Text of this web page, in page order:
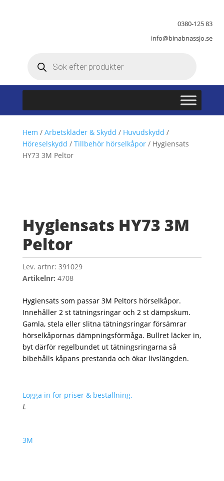
0380-125 83
info@binabnassjo.se
Hem / Arbetskläder & Skydd / Huvudskydd /
Höreselskydd / Tillbehör hörselkåpor/ Hygiensats
HY73 3M Peltor
Hygiensats HY73 3M
Peltor
Lev. artnr: 391029
Artikelnr: 4708
Hygiensats som passar 3M Peltors hörselkåpor.
Innehåller 2 st tätningsringar och 2 st dämpskum.
Gamla, stela eller slitna tätningsringar försämrar
hörselkåpornas dämpningsförmåga. Bullret läcker in,
byt därför regelbundet ut tätningsringarna så
bibehålls kåpans prestanda och ökar livslängden.
Logga in för priser & beställning.
L
3M